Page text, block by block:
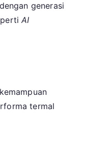
generasi
AI
termal